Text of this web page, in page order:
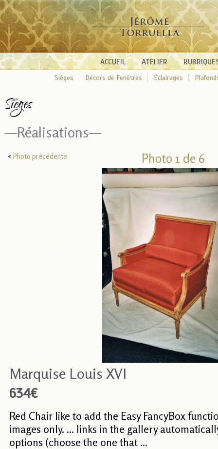
ACCUEIL ATELIER
Sièges Décors de Fenêtres Éclairages
Sièges
—Réalisations—
« Photo précédente Photo 1 de 6
Marquise Louis XVI
634€
Red Chair like to add the Easy FancyBox
images only. ... links in the gallery
options (choose the one that ...